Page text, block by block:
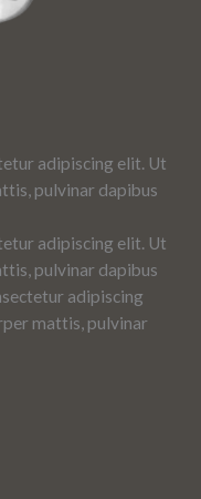
adipiscing elit. Ut
pulvinar dapibus
adipiscing elit. Ut
pulvinar dapibus
adipiscing
mattis, pulvinar